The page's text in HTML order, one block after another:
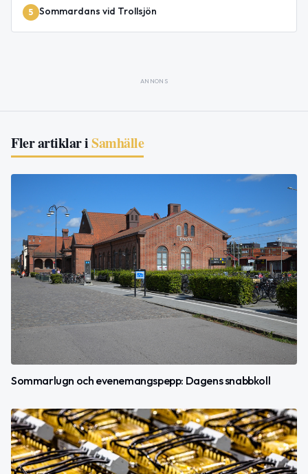
5 Sommardans vid Trollsjön
ANNONS
Fler artiklar iSamhälle
Sommarlugn och evenemangspepp: Dagens snabbkoll